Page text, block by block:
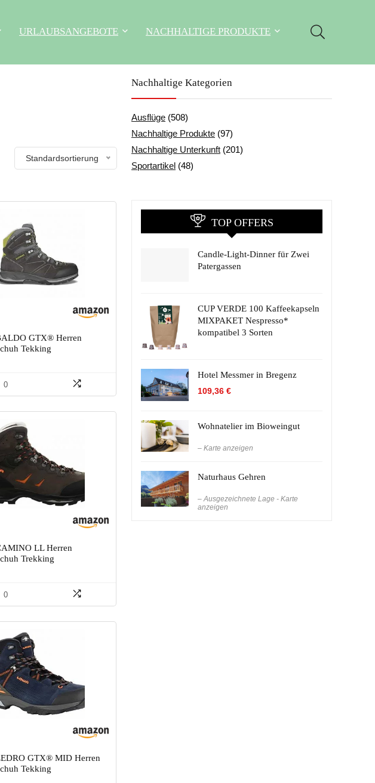
URLAUBSANGEBOTE NACHHALTIGE PRODUKTE
Standardsortierung
GTX® Herren
Tekking
0
LL Herren
Trekking
0
GTX® MID Herren
Tekking
Nachhaltige Kategorien
Ausflüge (508)
Nachhaltige Produkte (97)
Nachhaltige Unterkunft (201)
Sportartikel (48)
TOP OFFERS
Candle-Light-Dinner für Zwei
Patergassen
CUP VERDE 100 Kaffeekapseln
MIXPAKET Nespresso*
kompatibel 3 Sorten
Hotel Messmer in Bregenz
109,36 €
Wohnatelier im Bioweingut
– Karte anzeigen
Naturhaus Gehren
– Ausgezeichnete Lage - Karte
anzeigen